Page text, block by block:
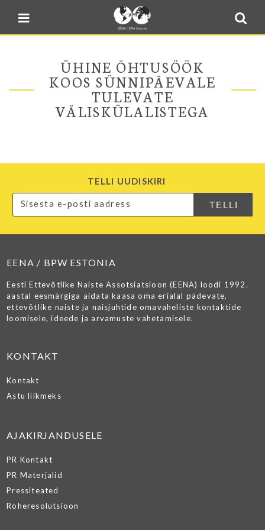
Sulge menüü
Blogi
E-pood
Kontakt
Minu BPW
In English
ÜHINE ÕHTUSÖÖK
KOOS SÜNNIPÄEVALE
TULEVATE
VÄLISKÜLALISTEGA
TELLI UUDISKIRI
EENA / BPW ESTONIA
Eesti Ettevõtlike Naiste Assotsiatsioon (EENA) loodi 1992.
aastal eesmärgiga aidata kaasa oma erialal pädevate,
ettevõtlike naiste ja naisjuhtide omavaheliste kontaktide
loomisele, ideede ja arvamuste vahetamisele.
KONTAKT
Kontakt
Astu liikmeks
AJAKIRJANDUSELE
PR Kontakt
PR Materjalid
Pressiteated
Roheresolutsioon